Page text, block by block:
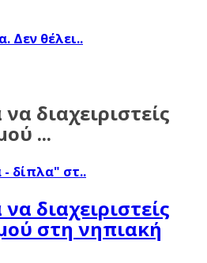
Δεν θέλει..
διαχειριστείς
...
δίπλα" στ..
διαχειριστείς
στη νηπιακή